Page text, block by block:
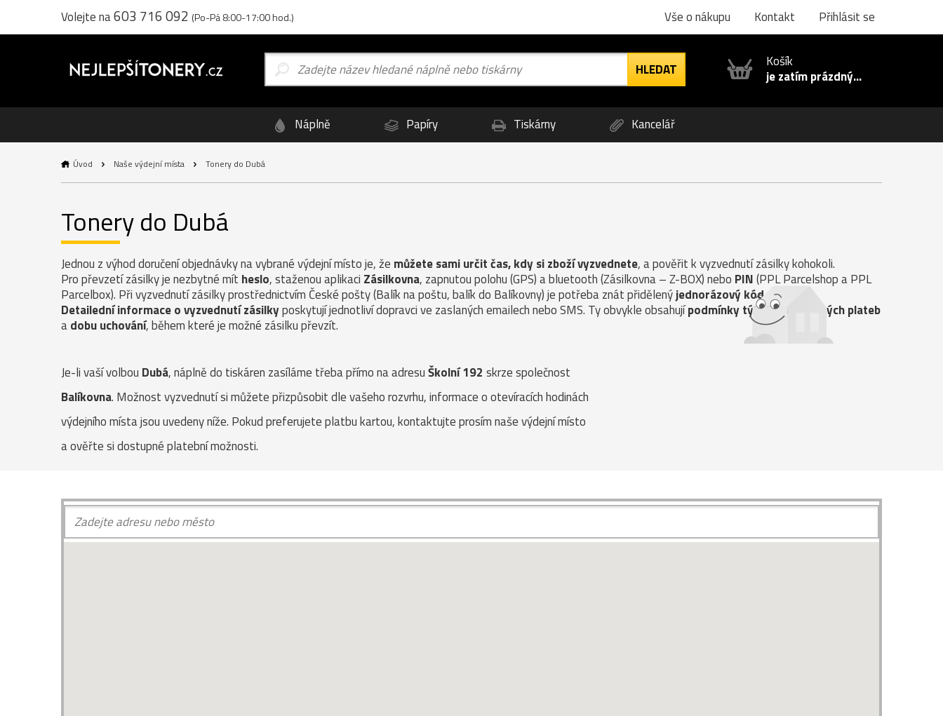
Volejte na603 716 092 (Po-Pá 8:00-17:00 hod.) Vše o nákupu Kontakt Přihlásit se
Košík
je zatím prázdný...
Náplně Papíry Tiskárny Kancelář
Úvod Naše výdejní místa Tonery do Dubá
Tonery do Dubá
Jednou z výhod doručení objednávky na vybrané výdejní místo je, že můžete sami určit čas, kdy si zboží vyzvednete, a pověřit k vyzvednutí zásilky kohokoli.
Pro převzetí zásilky je nezbytné mít heslo, staženou aplikaci Zásilkovna, zapnutou polohu (GPS) a bluetooth (Zásilkovna – Z-BOX) nebo PIN(PPL Parcelshop a PPL
Parcelbox). Při vyzvednutí zásilky prostřednictvím České pošty (Balík na poštu, balík do Balíkovny) je potřeba znát přidělenýjednorázový kód
Detailední informace o vyzvednutí zásilkyposkytují jednotliví dopravci ve zaslaných emailech nebo SMS. Ty obvykle obsahujípodmínky týkající se možných plateb
adobu uchování, během které je možné zásilku převzít.
Je-li vaší volbou Dubá, náplně do tiskáren zasíláme třeba přímo na adresuŠkolní 192 skrze společnost
Balíkovna. Možnost vyzvednutí si můžete přizpůsobit dle vašeho rozvrhu, informace o otevíracích hodinách
výdejního místa jsou uvedeny níže. Pokud preferujete platbu kartou, kontaktujte prosím naše výdejní místo
a ověřte si dostupné platební možnosti.